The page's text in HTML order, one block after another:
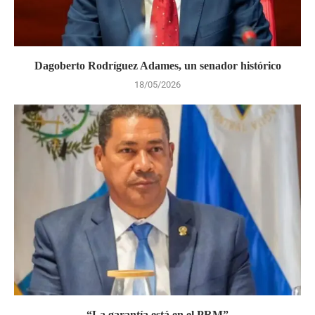
Dagoberto Rodríguez Adames, un senador histórico
18/05/2026